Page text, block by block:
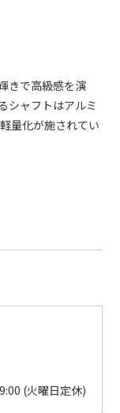
きで高級感を演
シャフトはアルミ
量化が施されてい
(火曜日定休)